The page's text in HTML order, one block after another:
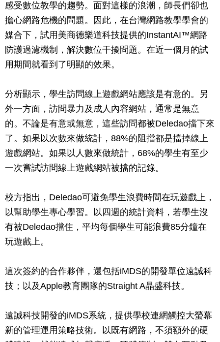
感受數位教學的趨勢。面對這樣的浪潮，師長們卻也
擔心網路危機的問題。因此，在台灣網路教學學會的
媒合下，試用美商德樂道科技提供的InstantAI™網路
防護過濾機制，解決數位干擾問題。在近一個月的試
用期間就看到了明顯的效果。
分析顯示，學生訪問線上遊戲網站應該是有意的。另
外一方面，訪問暴力及成人內容網站，通常是無意
的。不論是有意或無意，這些訪問都被Deledao擋下來
了。如果以次數來做統計，88%的阻擋都是擋掉線上
遊戲網站。如果以人數來做統計，68%的學生有至少
一次嘗試訪問線上遊戲網站被擋的記錄。
校方指出，Deledao可避免學生浪費時間在玩遊戲上，
以幫助學生專心學習。以四週的統計資料，若學生沒
有被Deledao擋住，平均每個學生可能浪費85分鐘在
玩遊戲上。
這次簽約的合作夥伴，還包括iMDS的開發單位遠誠科
技；以及Apple教育團隊的Straight A晶盛科技。
遠誠科技開發的iMDS系統，提供學校連網觸控大螢幕
新的管理運用策略技術。以既有網路，不須額外的硬